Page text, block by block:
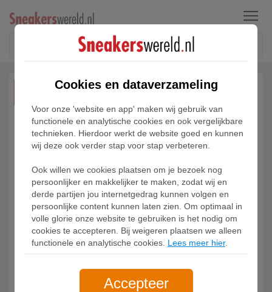
Menu
Cookies en dataverzameling
Voor onze 'website en app' maken wij gebruik van
functionele en analytische cookies en ook vergelijkbare
technieken. Hierdoor werkt de website goed en kunnen
wij deze ook verder stap voor stap verbeteren.
Ook willen we cookies plaatsen om je bezoek nog
persoonlijker en makkelijker te maken, zodat wij en
derde partijen jou internetgedrag kunnen volgen en
persoonlijke content kunnen laten zien. Om optimaal in
volle glorie onze website te gebruiken is het nodig om
cookies te accepteren. Bij weigeren plaatsen we alleen
functionele en analytische cookies. Lees meer hier.
Accepteer